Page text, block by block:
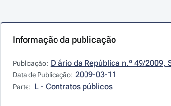
Informação da publicação
Publicação: Diário da República n.º 49/2009,
Data de Publicação: 2009-03-11
Parte: L - Contratos públicos